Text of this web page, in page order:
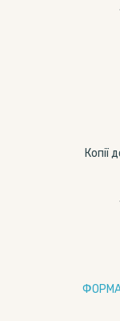
Копії
ФОРМА